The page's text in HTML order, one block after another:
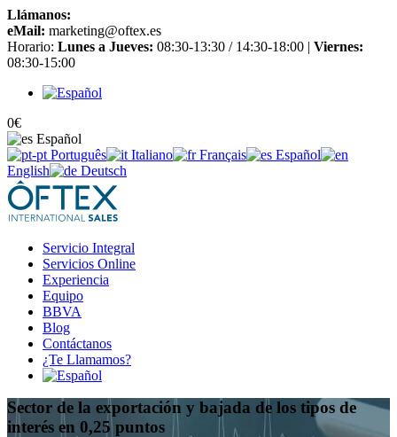
Llámanos:
eMail: marketing@oftex.es
Horario: Lunes a Jueves: 08:30-13:30 / 14:30-18:00 | Viernes:
08:30-15:00
0€
Español
Português
Italiano Français
Español
English
Deutsch
Servicio Integral
Servicios Online
Experiencia
Equipo
BBVA
Blog
Contáctanos
¿Te Llamamos?
Sector de la exportación y bajada de los tipos de
interés en 0,25 puntos